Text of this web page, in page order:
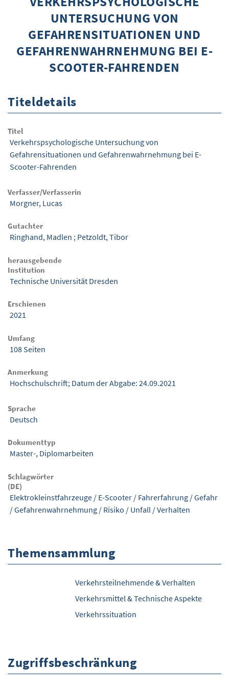
ÜBER WISOM
GUROM - MOBILITÄT SICHER GESTALTEN
KONTAKT
UNTERSUCHUNG VON
GEFAHRENSITUATIONEN UND
GEFAHRENWAHRNEHMUNG BEI E-
SCOOTER-FAHRENDEN
Titeldetails
Titel
Verkehrspsychologische Untersuchung von
Gefahrensituationen und Gefahrenwahrnehmung bei E-
Scooter-Fahrenden
Verfasser/Verfasserin
Morgner, Lucas
Gutachter
Ringhand, Madlen ; Petzoldt, Tibor
herausgebende
Institution
Technische Universität Dresden
Erschienen
2021
Umfang
108 Seiten
Anmerkung
Hochschulschrift; Datum der Abgabe: 24.09.2021
Sprache
Deutsch
Dokumenttyp
Master-, Diplomarbeiten
Schlagwörter
(DE)
Elektrokleinstfahrzeuge / E-Scooter / Fahrerfahrung /Gefahr
/Gefahrenwahrnehmung / Risiko / Unfall /Verhalten
Themensammlung
Verkehrsteilnehmende & Verhalten
Verkehrsmittel & Technische Aspekte
Verkehrssituation
Zugriffsbeschränkung